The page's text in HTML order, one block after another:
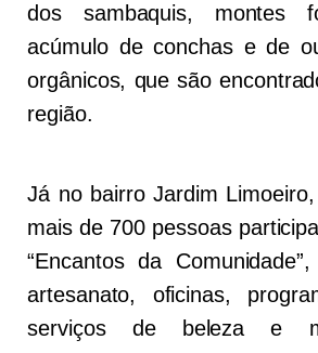
dos sambaquis, montes
acúmulo de conchas e de
orgânicos, que são
região.
Já no bairro Jardim
mais de 700 pessoas
“Encantos da
artesanato, oficinas,
serviços de beleza e